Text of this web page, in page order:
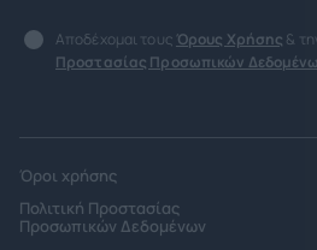
Αποδέχομαι τους Όρους Χρήσης &
Προστασίας Προσωπικών
Όροι χρήσης
Πολιτική Προστασίας
Προσωπικών Δεδομένων